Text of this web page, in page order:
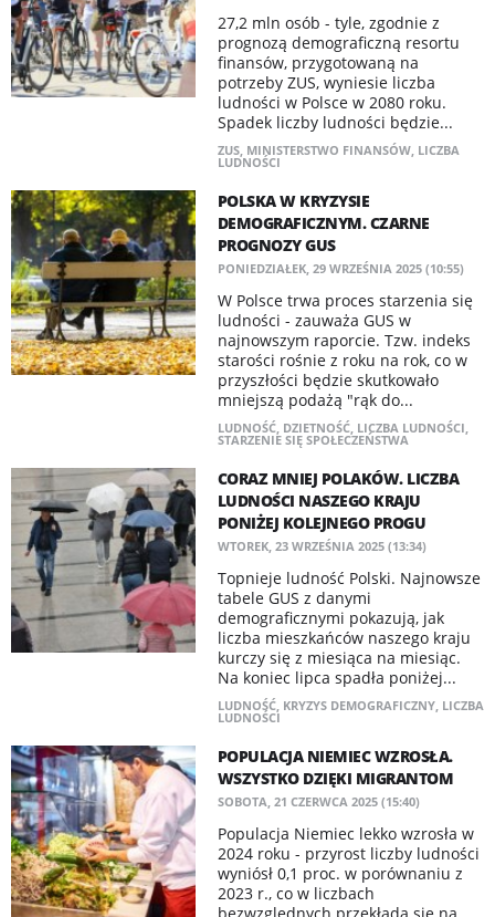
27,2 mln osób - tyle, zgodnie z
prognozą demograficzną resortu
finansów, przygotowaną na
potrzeby ZUS, wyniesie liczba
ludności w Polsce w 2080 roku.
Spadek liczby ludności będzie...
ZUS, MINISTERSTWO FINANSÓW, LICZBA
LUDNOŚCI
POLSKA W KRYZYSIE
DEMOGRAFICZNYM. CZARNE
PROGNOZY GUS
PONIEDZIAŁEK, 29 WRZEŚNIA 2025 (10:55)
W Polsce trwa proces starzenia się
ludności - zauważa GUS w
najnowszym raporcie. Tzw. indeks
starości rośnie z roku na rok, co w
przyszłości będzie skutkowało
mniejszą podażą "rąk do...
LUDNOŚĆ, DZIETNOŚĆ, LICZBA LUDNOŚCI,
STARZENIE SIĘ SPOŁECZEŃSTWA
CORAZ MNIEJ POLAKÓW. LICZBA
LUDNOŚCI NASZEGO KRAJU
PONIŻEJ KOLEJNEGO PROGU
WTOREK, 23 WRZEŚNIA 2025 (13:34)
Topnieje ludność Polski. Najnowsze
tabele GUS z danymi
demograficznymi pokazują, jak
liczba mieszkańców naszego kraju
kurczy się z miesiąca na miesiąc.
Na koniec lipca spadła poniżej...
LUDNOŚĆ, KRYZYS DEMOGRAFICZNY, LICZBA
LUDNOŚCI
POPULACJA NIEMIEC WZROSŁA.
WSZYSTKO DZIĘKI MIGRANTOM
SOBOTA, 21 CZERWCA 2025 (15:40)
Populacja Niemiec lekko wzrosła w
2024 roku - przyrost liczby ludności
wyniósł 0,1 proc. w porównaniu z
2023 r., co w liczbach